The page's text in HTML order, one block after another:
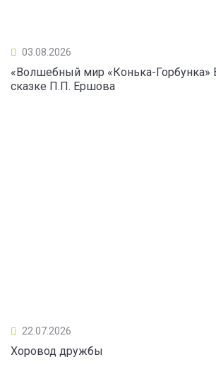
03.08.2026
«Волшебный мир «Конька-Горбунка»
сказке П.П. Ершова
22.07.2026
Хоровод дружбы